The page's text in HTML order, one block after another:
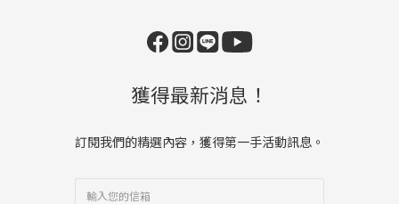
獲得最新消息！
訂閱我們的精選內容，獲得第一手活動訊息。